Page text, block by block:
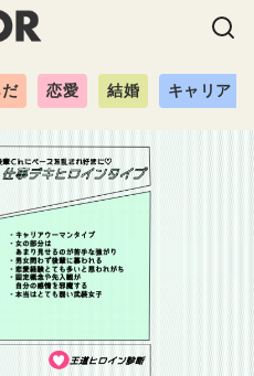
恋愛 結婚 キャリア